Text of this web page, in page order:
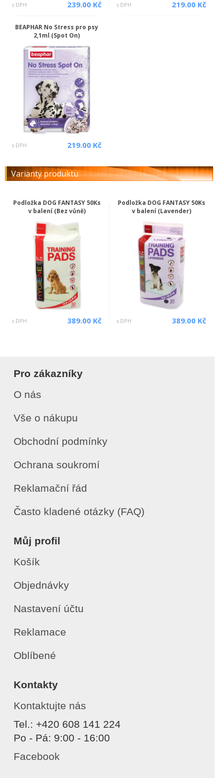
s DPH 239.00 Kč s DPH 219.00 Kč
BEAPHAR No Stress pro psy
2,1ml (Spot On)
s DPH 219.00 Kč
Varianty produktu
Podložka DOG FANTASY 50Ks
v balení (Bez vůně)
s DPH 389.00 Kč
Podložka DOG FANTASY 50Ks
v balení (Lavender)
s DPH 389.00 Kč
Pro zákazníky
O nás
Vše o nákupu
Obchodní podmínky
Ochrana soukromí
Reklamační řád
Často kladené otázky (FAQ)
Můj profil
Košík
Objednávky
Nastavení účtu
Reklamace
Oblíbené
Kontakty
Kontaktujte nás
Tel.: +420 608 141 224
Po - Pá: 9:00 - 16:00
Facebook